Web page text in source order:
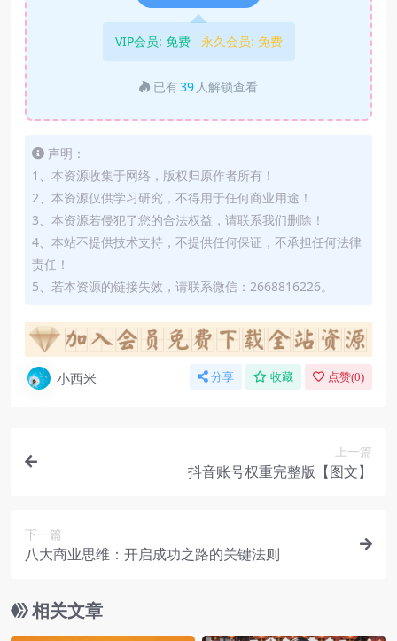
VIP会员: 免费 永久会员: 免费
已有39 人解锁查看
声明：
1、本资源收集于网络，版权归原作者所有！
2、本资源仅供学习研究，不得用于任何商业用途！
3、本资源若侵犯了您的合法权益，请联系我们删除！
4、本站不提供技术支持，不提供任何保证，不承担任何法律
责任！
5、若本资源的链接失效，请联系微信：2668816226。
小西米 分享 收藏 点赞(0)
上一篇
抖音账号权重完整版【图文】
下一篇
八大商业思维：开启成功之路的关键法则
相关文章